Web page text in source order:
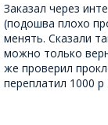
Заказал через
(подошва плохо
менять. Сказали
можно только
же проверил
переплатил 1000 р